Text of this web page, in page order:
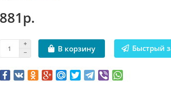
881р.
В корзину Быстрый